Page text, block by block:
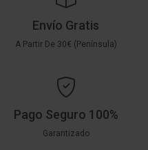
Envío Gratis
A Partir De 30€ (Península)
Pago Seguro 100%
Garantizado